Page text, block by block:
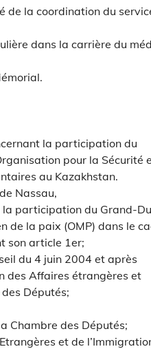
de la coordination du
dans la carrière du
la participation du
pour la Sécurité
au Kazakhstan.
Nassau,
participation du Grand-
de la paix (OMP) dans le
son article 1er;
du 4 juin 2004 et après
des Affaires étrangères et
Députés;
Chambre des Députés;
et de